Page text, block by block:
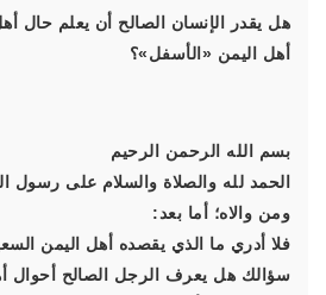
هل يقدر الإنسان الصالح أن يعلم حال
أهل اليمن «الأسفل»؟
بسم الله الرحمن الرحيم
الحمد لله والصلاة والسلام على رسول
ومن والاه؛ أما بعد:
فلا أدري ما الذي يقصده أهل اليمن
سؤالك هل يعرف الرجل الصالح أحوال